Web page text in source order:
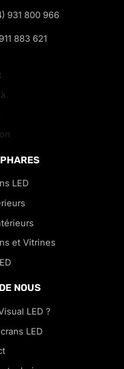
931 800 966
883 621
LED
et Vitrines
NOUS
LED ?
LED